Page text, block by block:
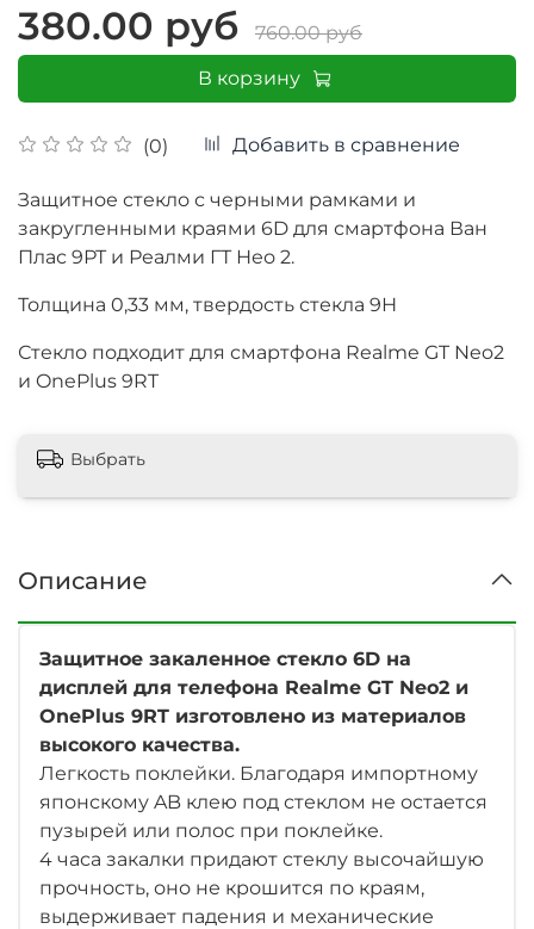
(0) Добавить в сравнение
380.00 руб
760.00 руб
В корзину
Защитное стекло с черными рамками и
закругленными краями 6D для смартфона Ван
Плас 9РТ и Реалми ГТ Нео 2.
Толщина 0,33 мм, твердость стекла 9Н
Стекло подходит для смартфона Realme GT Neo2
и OnePlus 9RT
Выбрать
Описание
Защитное закаленное стекло 6D на
дисплей для телефона Realme GT Neo2 и
OnePlus 9RT изготовлено из материалов
высокого качества.
Легкость поклейки. Благодаря импортному
японскому AB клею под стеклом не остается
пузырей или полос при поклейке.
4 часа закалки придают стеклу высочайшую
прочность, оно не крошится по краям,
выдерживает падения и механические